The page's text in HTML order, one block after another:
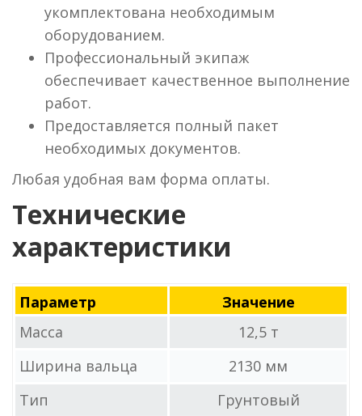
укомплектована необходимым
оборудованием.
Профессиональный экипаж
обеспечивает качественное выполнение
работ.
Предоставляется полный пакет
необходимых документов.
Любая удобная вам форма оплаты.
Технические
характеристики
Параметр
Значение
Масса
12,5 т
Ширина вальца
2130 мм
Тип
Грунтовый